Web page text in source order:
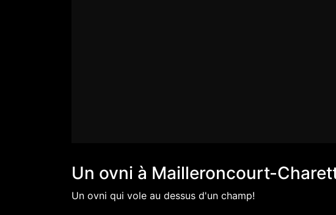
Un ovni à Mailleroncourt-
Un ovni qui vole au dessus d'un champ!